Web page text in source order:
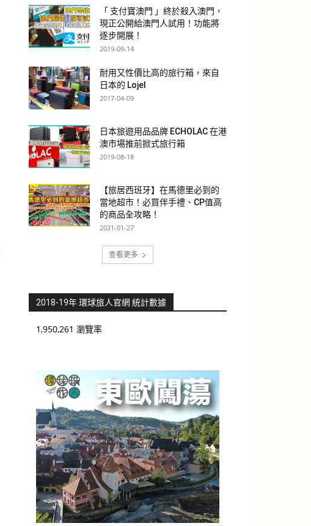
「 支付寶澳門 」終於殺入澳門，
現正公開給澳門人試用！功能將
逐步開展！
2019-09-14
耐用又性價比高的旅行箱，來自
日本的 Lojel
2017-04-09
日本旅遊用品品牌 ECHOLAC 在港
澳市場推前掀式旅行箱
2019-08-18
【旅居西班牙】在馬德里必到的
當地超市！必買伴手禮、CP值高
的商品全攻略！
2021-01-27
查看更多
2018-19年 環球旅人官網 統計數據
1,950,261 瀏覽率